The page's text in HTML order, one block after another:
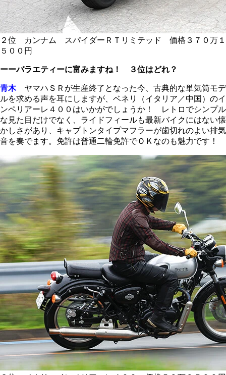
２位 カンナム スパイダーＲＴリミテッド 価格３７０万１
５００円
ーーバラエティーに富みますね！ ３位はどれ？
青木ヤマハＳＲが生産終了となった今、古典的な単気筒モデ
ルを求める声を耳にしますが、ベネリ（イタリア／中国）のイ
ンペリアーレ４００はいかがでしょうか！ レトロでシンプル
な見た目だけでなく、ライドフィールも最新バイクにはない懐
かしさがあり、キャプトンタイプマフラーが歯切れのよい排気
音を奏でます。免許は普通二輪免許でＯＫなのも魅力です！